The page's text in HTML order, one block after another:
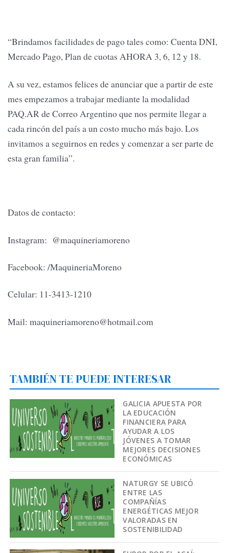
“Brindamos facilidades de pago tales como: Cuenta DNI,
Mercado Pago, Plan de cuotas AHORA 3, 6, 12 y 18.
A su vez, estamos felices de anunciar que a partir de este
mes empezamos a trabajar mediante la modalidad
PAQ.AR de Correo Argentino que nos permite llegar a
cada rincón del país a un costo mucho más bajo. Los
invitamos a seguirnos en redes y comenzar a ser parte de
esta gran familia”.
Datos de contacto:
Instagram: @maquineriamoreno
Facebook: /MaquineriaMoreno
Celular: 11-3413-1210
Mail: maquineriamoreno@hotmail.com
TAMBIÉN TE PUEDE INTERESAR
GALICIA APUESTA POR
LA EDUCACIÓN
FINANCIERA PARA
AYUDAR A LOS
JÓVENES A TOMAR
MEJORES DECISIONES
ECONÓMICAS
NATURGY SE UBICÓ
ENTRE LAS
COMPAÑÍAS
ENERGÉTICAS MEJOR
VALORADAS EN
SOSTENIBILIDAD